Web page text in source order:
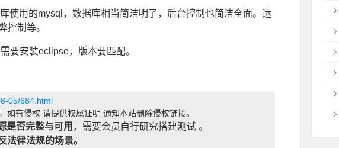
使用的mysql，数据库相当简洁明了，后台控制也简洁全面。运
控制等。
要安装eclipse，版本要匹配。
05/684.html
有侵权 请提供权属证明 通知本站删除侵权链接。
是否完整与可用 ，需要会员自行研究搭建测试 。
法律法规的场景。